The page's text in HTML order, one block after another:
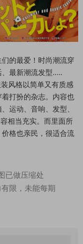
的最爱！时尚潮流穿
最新潮流发型…..
风格以简单又有质感
打扮的杂志。内容也
运动、音响、发型、
相当充实。而里面所
格也亲民，很适合流
已做压缩处
限，未能每期